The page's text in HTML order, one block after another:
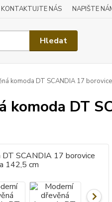
KONTAKTUJTE NÁS NAPIŠTE
Hledat
komoda DT SCANDIA 17
komoda DT